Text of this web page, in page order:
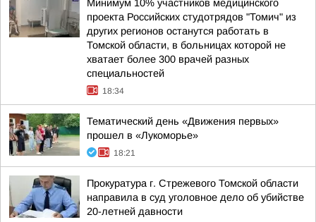
Минимум 10% участников медицинского
проекта Российских студотрядов "Томич" из
других регионов останутся работать в
Томской области, в больницах которой не
хватает более 300 врачей разных
специальностей
18:34
Тематический день «Движения первых»
прошел в «Лукоморье»
18:21
Прокуратура г. Стрежевого Томской области
направила в суд уголовное дело об убийстве
20-летней давности